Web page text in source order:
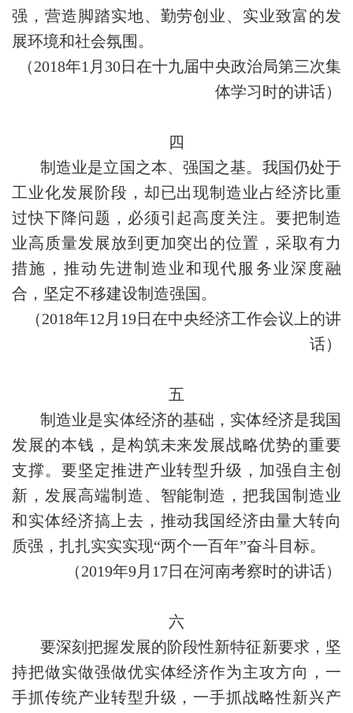
强，营造脚踏实地、勤劳创业、实业致富的发
展环境和社会氛围。
（2018年1月30日在十九届中央政治局第三次集
体学习时的讲话）
四
制造业是立国之本、强国之基。我国仍处于
工业化发展阶段，却已出现制造业占经济比重
过快下降问题，必须引起高度关注。要把制造
业高质量发展放到更加突出的位置，采取有力
措施，推动先进制造业和现代服务业深度融
合，坚定不移建设制造强国。
（2018年12月19日在中央经济工作会议上的讲
话）
五
制造业是实体经济的基础，实体经济是我国
发展的本钱，是构筑未来发展战略优势的重要
支撑。要坚定推进产业转型升级，加强自主创
新，发展高端制造、智能制造，把我国制造业
和实体经济搞上去，推动我国经济由量大转向
质强，扎扎实实实现“两个一百年”奋斗目标。
（2019年9月17日在河南考察时的讲话）
六
要深刻把握发展的阶段性新特征新要求，坚
持把做实做强做优实体经济作为主攻方向，一
手抓传统产业转型升级，一手抓战略性新兴产